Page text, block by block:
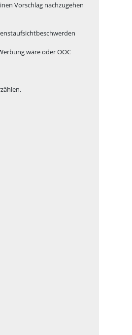
Vorschlag nachzugehen
wäre oder OOC